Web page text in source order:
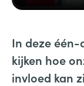
In deze
kijken hoe
invloed kan